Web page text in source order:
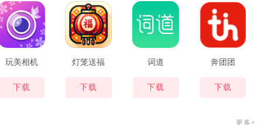
玩美相机
下载
灯笼送福
下载
词道
下载
奔团团
下载
更多+